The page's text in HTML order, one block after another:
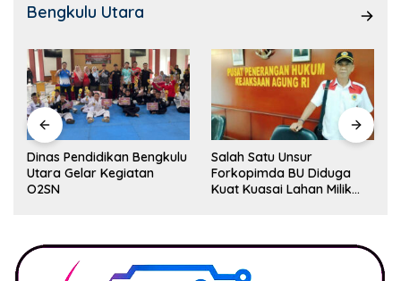
Bengkulu Utara
Dinas Pendidikan Bengkulu
Utara Gelar Kegiatan
O2SN
Salah Satu Unsur
Forkopimda BU Diduga
Kuat Kuasai Lahan Milik